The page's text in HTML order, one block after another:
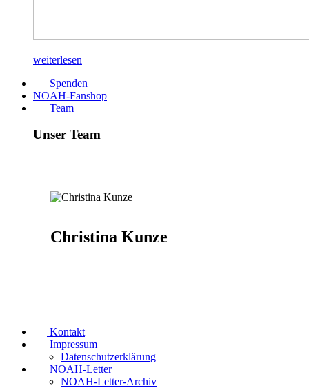
weiterlesen
Spenden
NOAH-Fanshop
Team
Unser Team
Christina Kunze
Kontakt
Impressum
Datenschutzerklärung
NOAH-Letter
NOAH-Letter-Archiv